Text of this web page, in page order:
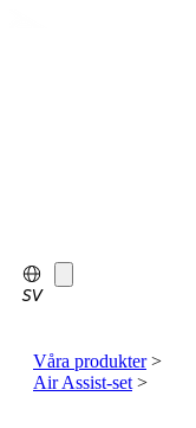
SV
Våra produkter>
Air Assist-set >